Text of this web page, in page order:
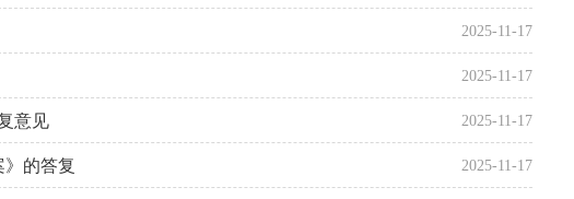
2025-11-17
2025-11-17
2025-11-17
意见
2025-11-17
的答复